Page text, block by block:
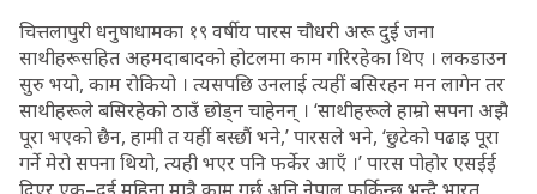
चित्तलापुरी धनुषाधामका १९ वर्षीय पारस चौधरी अरू दुई जना
साथीहरूसहित अहमदाबादको होटलमा काम गरिरहेका थिए । लकडाउन
सुरु भयो, काम रोकियो । त्यसपछि उनलाई त्यहीं बसिरहन मन लागेन तर
साथीहरूले बसिरहेको ठाउँ छोड्न चाहेनन् । ‘साथीहरूले हाम्रो सपना अझै
पूरा भएको छैन, हामी त यहीं बस्छौं भने,’ पारसले भने, ‘छुटेको पढाइ पूरा
गर्ने मेरो सपना थियो, त्यही भएर पनि फर्केर आएँ ।’ पारस पोहोर एसईई